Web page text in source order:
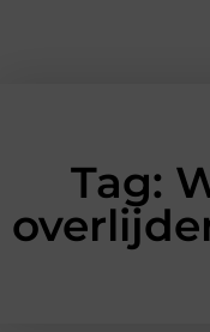
Tag: